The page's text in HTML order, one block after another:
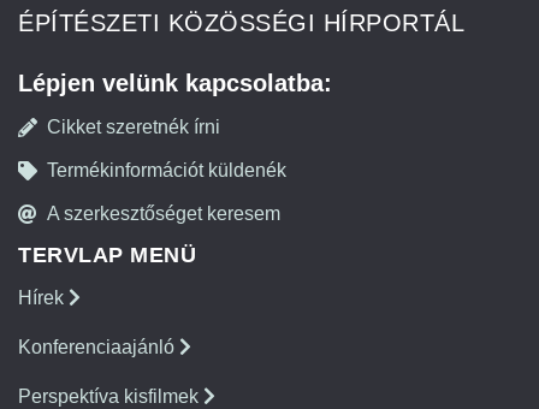
ÉPÍTÉSZETI KÖZÖSSÉGI HÍRPORTÁL
Lépjen velünk kapcsolatba:
Cikket szeretnék írni
Termékinformációt küldenék
A szerkesztőséget keresem
TERVLAP MENÜ
Hírek
Konferenciaajánló
Perspektíva kisfilmek